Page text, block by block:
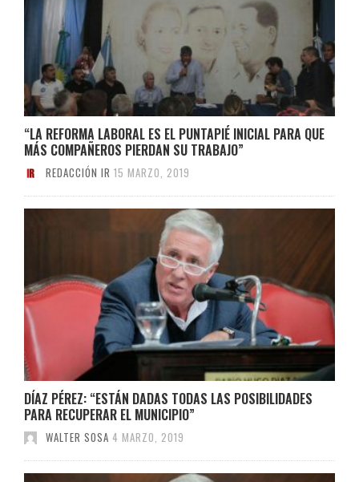
“LA REFORMA LABORAL ES EL PUNTAPIÉ INICIAL PARA QUE
MÁS COMPAÑEROS PIERDAN SU TRABAJO”
REDACCIÓN IR 15 MARZO, 2019
DÍAZ PÉREZ: “ESTÁN DADAS TODAS LAS POSIBILIDADES
PARA RECUPERAR EL MUNICIPIO”
WALTER SOSA 4 MARZO, 2019